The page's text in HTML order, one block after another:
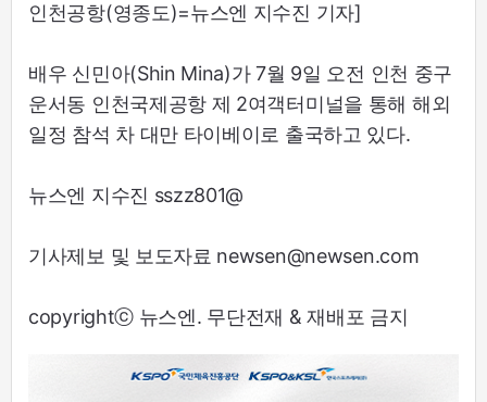
인천공항(영종도)=뉴스엔 지수진 기자]
배우 신민아(Shin Mina)가 7월 9일 오전 인천 중구
운서동 인천국제공항 제 2여객터미널을 통해 해외
일정 참석 차 대만 타이베이로 출국하고 있다.
뉴스엔 지수진 sszz801@
기사제보 및 보도자료 newsen@newsen.com
copyrightⓒ 뉴스엔. 무단전재 & 재배포 금지